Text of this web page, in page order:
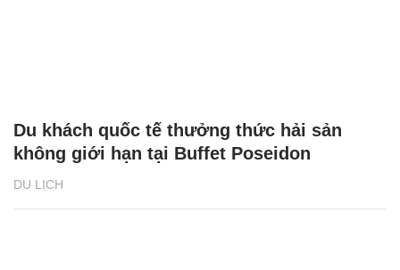
DU LỊCH
Du khách quốc tế thưởng thức hải sản
không giới hạn tại Buffet Poseidon